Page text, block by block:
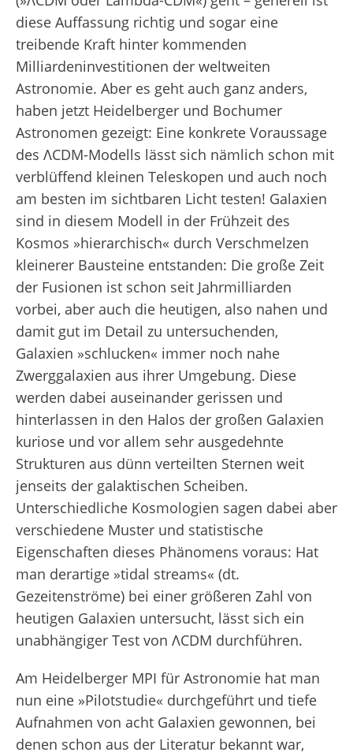
diese Auffassung richtig und sogar eine
treibende Kraft hinter kommenden
Milliardeninvestitionen der weltweiten
Astronomie. Aber es geht auch ganz anders,
haben jetzt Heidelberger und Bochumer
Astronomen gezeigt: Eine konkrete Voraussage
des ΛCDM-Modells lässt sich nämlich schon mit
verblüffend kleinen Teleskopen und auch noch
am besten im sichtbaren Licht testen! Galaxien
sind in diesem Modell in der Frühzeit des
Kosmos »hierarchisch« durch Verschmelzen
kleinerer Bausteine entstanden: Die große Zeit
der Fusionen ist schon seit Jahrmilliarden
vorbei, aber auch die heutigen, also nahen und
damit gut im Detail zu untersuchenden,
Galaxien »schlucken« immer noch nahe
Zwerggalaxien aus ihrer Umgebung. Diese
werden dabei auseinander gerissen und
hinterlassen in den Halos der großen Galaxien
kuriose und vor allem sehr ausgedehnte
Strukturen aus dünn verteilten Sternen weit
jenseits der galaktischen Scheiben.
Unterschiedliche Kosmologien sagen dabei aber
verschiedene Muster und statistische
Eigenschaften dieses Phänomens voraus: Hat
man derartige »tidal streams« (dt.
Gezeitenströme) bei einer größeren Zahl von
heutigen Galaxien untersucht, lässt sich ein
unabhängiger Test von ΛCDM durchführen.
Am Heidelberger MPI für Astronomie hat man
nun eine »Pilotstudie« durchgeführt und tiefe
Aufnahmen von acht Galaxien gewonnen, bei
denen schon aus der Literatur bekannt war,